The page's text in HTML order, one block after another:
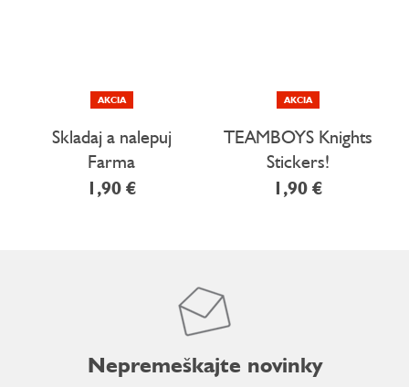
AKCIA
Skladaj a nalepuj
Farma
1,90 €
AKCIA
TEAMBOYS Knights
Stickers!
1,90 €
Nepremeškajte novinky